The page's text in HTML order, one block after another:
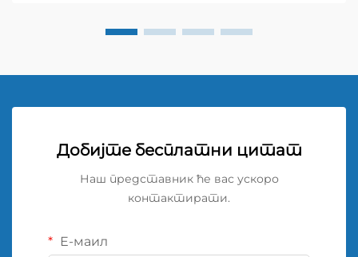
Добијте бесплатни цитат
Наш представник ће вас ускоро
контактирати.
Е-маил